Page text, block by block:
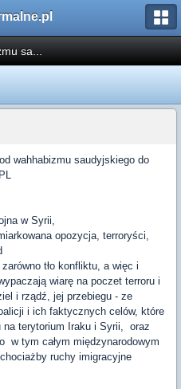
sa...
wahhabizmu saudyjskiego do
w Syrii,
opozycja, terroryści,
zarówno tło konfliktu, a więc i
wiarę na poczet terroru i
i rządź, jej przebiegu - ze
i ich faktycznych celów, które
terytorium Iraku i Syrii, oraz
w tym całym międzynarodowym
ruchy imigracyjne